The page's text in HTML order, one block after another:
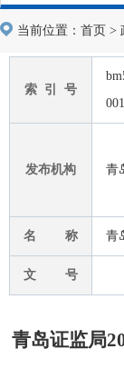
当前位置： 首页 >
索 引 号
发布机构 青
名 称 青
文 号
青岛证监局